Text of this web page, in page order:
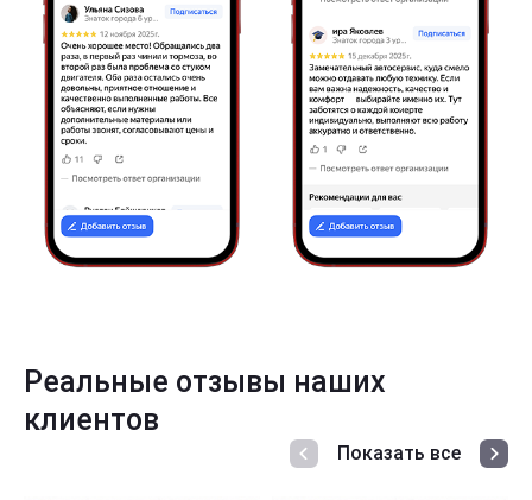
Реальные отзывы наших
клиентов
Показать все